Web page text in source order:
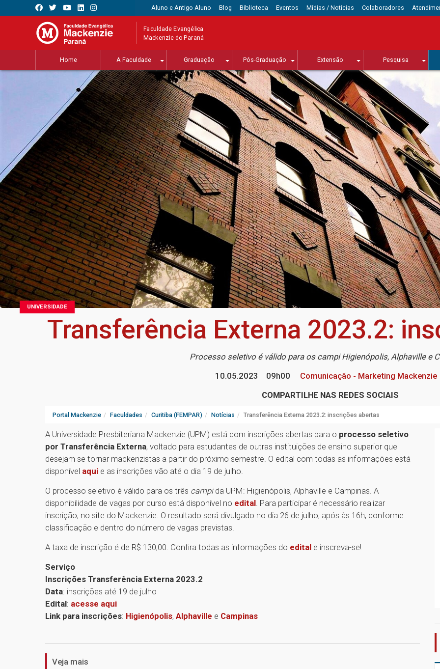
Aluno e Antigo Aluno Blog Biblioteca Eventos Mídias / Notícias Colaboradores
Faculdade Evangélica
Mackenzie do Paraná
Home A Faculdade Graduação Pós-Graduação Extensão Pesquisa
UNIVERSIDADE
Transferência Externa 2023.2:
Processo seletivo é válido para os campi Higienópolis, Alphaville e
10.05.2023
09h00
Comunicação - Marketing Mackenzie
COMPARTILHE NAS REDES SOCIAIS
Portal Mackenzie Faculdades Curitiba (FEMPAR) Notícias Transferência Externa 2023.2: inscrições abertas
A Universidade Presbiteriana Mackenzie (UPM) está com inscrições abertas para o processo seletivo
por Transferência Externa, voltado para estudantes de outras instituições de ensino superior que
desejam se tornar mackenzistas a partir do próximo semestre. O edital com todas as informações está
disponível aqui e as inscrições vão até o dia 19 de julho.
O processo seletivo é válido para os três campida UPM: Higienópolis, Alphaville e Campinas. A
disponibilidade de vagas por curso está disponível no edital. Para participar é necessário realizar
inscrição, no site do Mackenzie. O resultado será divulgado no dia 26 de julho, após às 16h, conforme
classificação e dentro do número de vagas previstas.
A taxa de inscrição é de R$ 130,00. Confira todas as informações do edital e inscreva-se!
Serviço
Inscrições Transferência Externa 2023.2
Data: inscrições até 19 de julho
Edital: acesse aqui
Link para inscrições: Higienópolis, Alphaville e Campinas
1
Veja mais